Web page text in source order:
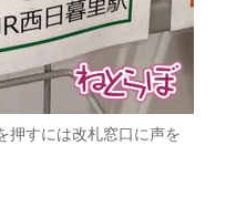
押すには改札窓口に声を